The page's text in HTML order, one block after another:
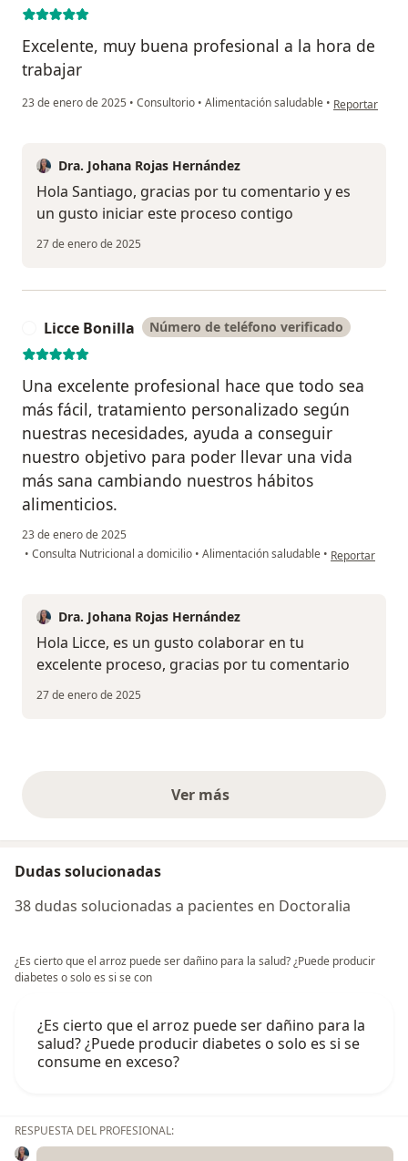
Excelente, muy buena profesional a la hora de
trabajar
23 de enero de 2025 • Consultorio • Alimentación saludable • en opinión del
Reportar
Dra. Johana Rojas Hernández
Hola Santiago, gracias por tu comentario y es
un gusto iniciar este proceso contigo
27 de enero de 2025
Licce Bonilla Número de teléfono verificado
Una excelente profesional hace que todo sea
más fácil, tratamiento personalizado según
nuestras necesidades, ayuda a conseguir
nuestro objetivo para poder llevar una vida
más sana cambiando nuestros hábitos
alimenticios.
23 de enero de 2025
• Consulta Nutricional a domicilio • Alimentación saludable • en opinión del
Reportar
Dra. Johana Rojas Hernández
Hola Licce, es un gusto colaborar en tu
excelente proceso, gracias por tu comentario
27 de enero de 2025
Ver másopiniones anteriores
Dudas solucionadas
38 dudas solucionadas a pacientes en Doctoralia
¿Es cierto que el arroz puede ser dañino para la salud? ¿Puede producir
diabetes o solo es si se con
¿Es cierto que el arroz puede ser dañino para la
salud? ¿Puede producir diabetes o solo es si se
consume en exceso?
RESPUESTA DEL PROFESIONAL: